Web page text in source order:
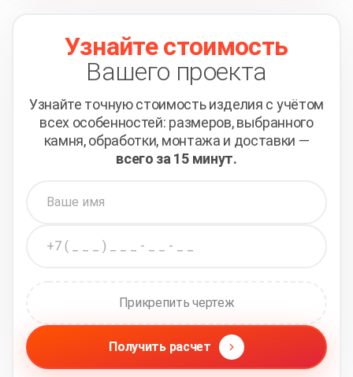
Узнайте стоимость
Вашего проекта
Узнайте точную стоимость изделия с учётом
всех особенностей: размеров, выбранного
камня, обработки, монтажа и доставки —
всего за 15 минут.
Прикрепить чертеж
Получить расчет